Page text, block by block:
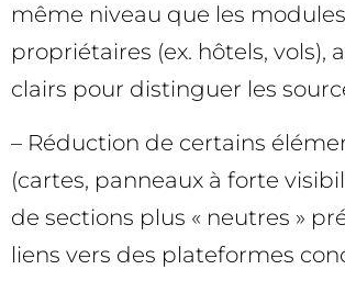
même niveau que les modules
propriétaires (ex. hôtels, vols),
clairs pour distinguer les
– Réduction de certains
(cartes, panneaux à forte
de sections plus « neutres »
liens vers des plateformes